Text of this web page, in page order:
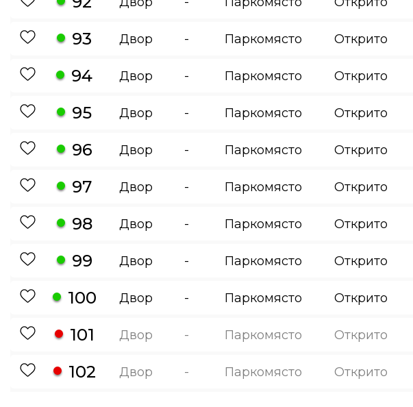
93 Двор - Паркомясто Открито
94 Двор - Паркомясто Открито
95 Двор - Паркомясто Открито
96 Двор - Паркомясто Открито
97 Двор - Паркомясто Открито
98 Двор - Паркомясто Открито
99 Двор - Паркомясто Открито
100 Двор - Паркомясто Открито
101 Двор - Паркомясто Открито
102 Двор - Паркомясто Открито